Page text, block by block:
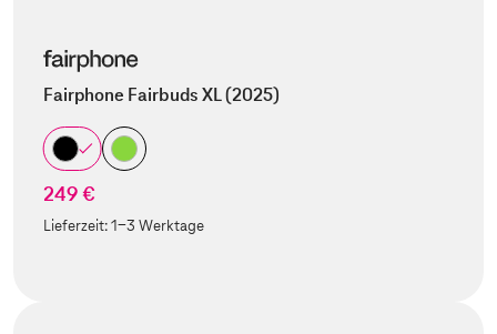
Fairphone Fairbuds XL (2025)
249 €
Lieferzeit:1-3 Werktage